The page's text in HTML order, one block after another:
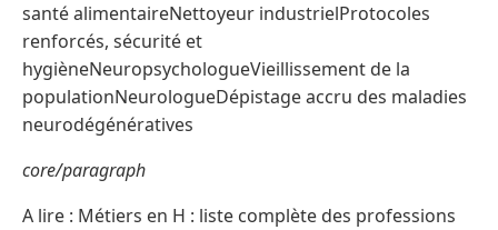
santé alimentaireNettoyeur industrielProtocoles
renforcés, sécurité et
hygièneNeuropsychologueVieillissement de la
populationNeurologueDépistage accru des maladies
neurodégénératives
core/paragraph
A lire : Métiers en H : liste complète des professions